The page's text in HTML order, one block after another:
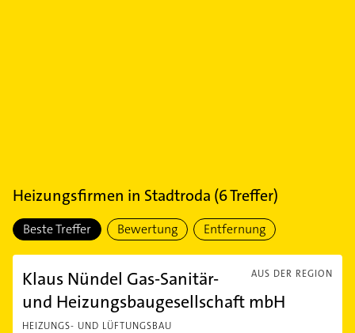
Heizungsfirmen in Stadtroda (6Treffer)
Beste Treffer Bewertung Entfernung
AUS DER REGION
Klaus Nündel Gas-Sanitär-
und Heizungsbaugesellschaft mbH
HEIZUNGS- UND LÜFTUNGSBAU